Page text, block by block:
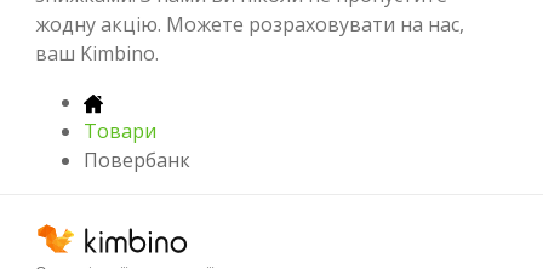
жодну акцію. Можете розраховувати на нас,
ваш Kimbino.
Товари
Повербанк